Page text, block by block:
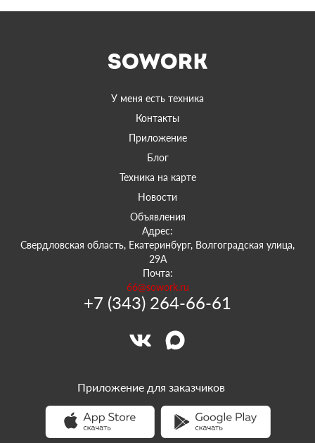
У меня есть техника
Контакты
Приложение
Блог
Техника на карте
Новости
Объявления
Адрес:
Свердловская область, Екатеринбург, Волгоградская улица,
29А
Почта:
66@sowork.ru
+7 (343) 264-66-61
Приложение для заказчиков